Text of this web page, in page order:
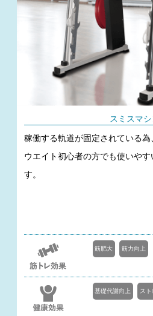
スミスマシ
稼働する軌道が固定されている
ウエイト初心者の方でも使いや
す。
筋肥大 筋力向上
基礎代謝向上 ス